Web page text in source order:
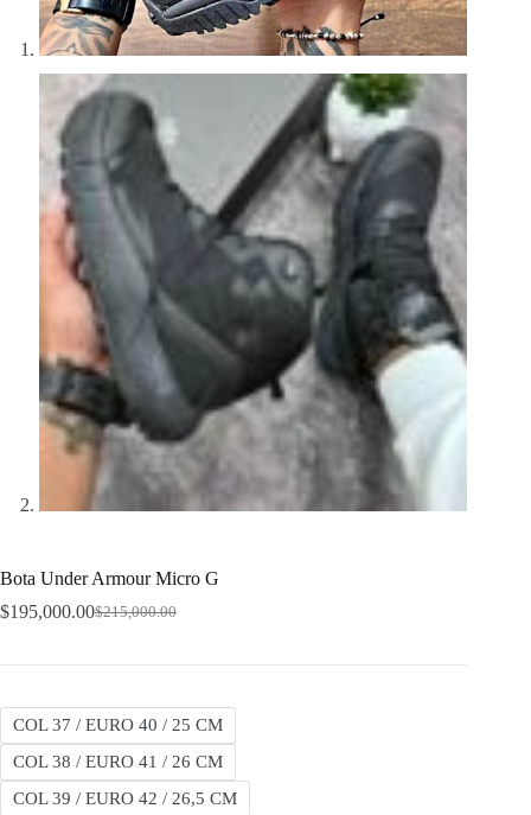
Bota Under Armour Micro G
$215,000.00
Original
$195,000.00Current
COL 37 / EURO 40 / 25 CM
COL 38 / EURO 41 / 26 CM
COL 39 / EURO 42 / 26,5 CM